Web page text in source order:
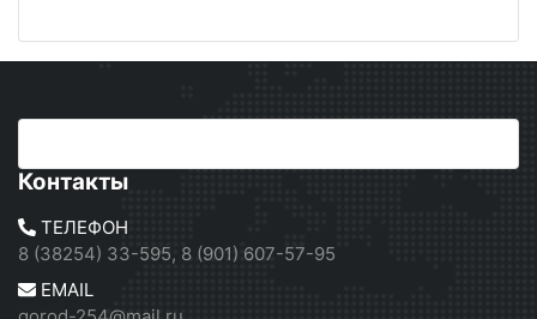
Контакты
ТЕЛЕФОН
8 (38254) 33-595, 8 (901) 607-57-95
EMAIL